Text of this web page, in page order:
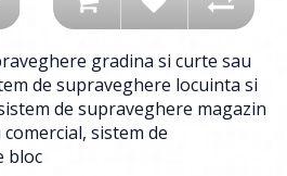
gradina si curte sau
de supraveghere locuinta si
de supraveghere magazin
, sistem de
bloc